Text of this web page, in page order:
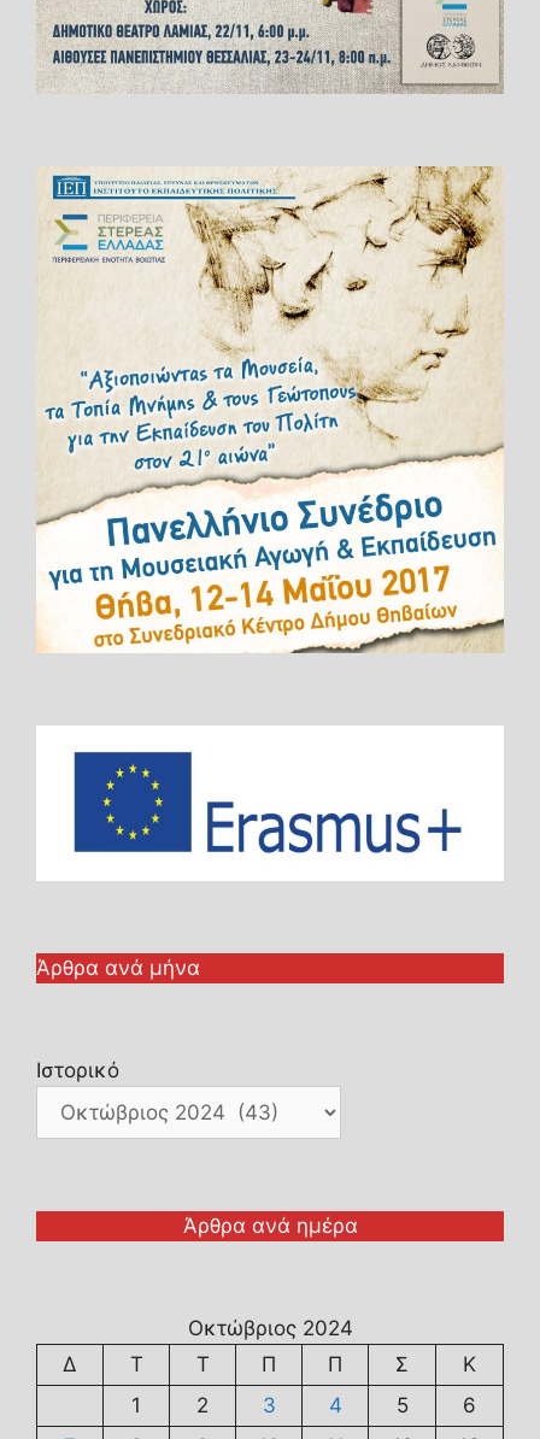
Άρθρα ανά μήνα
Ιστορικό
Άρθρα ανά ημέρα
Οκτώβριος 2024
Δ
Τ Τ Π Π Σ
Κ
1
2 3 4 5
6